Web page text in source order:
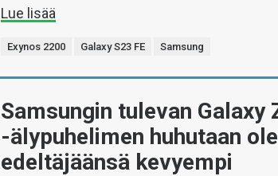
Lue lisää
Exynos 2200 Galaxy S23 FE Samsung
Samsungin tulevan Galaxy
-älypuhelimen huhutaan
edeltäjäänsä kevyempi